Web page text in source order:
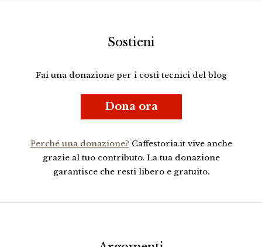
Sostieni
Fai una donazione per i costi tecnici del blog
Dona ora
Perché una donazione?Caffestoria.it vive anche
grazie al tuo contributo. La tua donazione
garantisce che resti libero e gratuito.